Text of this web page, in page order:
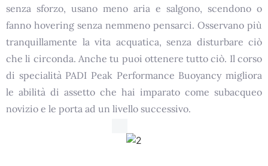
senza sforzo, usano meno aria e salgono, scendono o
fanno hovering senza nemmeno pensarci. Osservano più
tranquillamente la vita acquatica, senza disturbare ciò
che li circonda. Anche tu puoi ottenere tutto ciò. Il corso
di specialità PADI Peak Performance Buoyancy migliora
le abilità di assetto che hai imparato come subacqueo
novizio e le porta ad un livello successivo.